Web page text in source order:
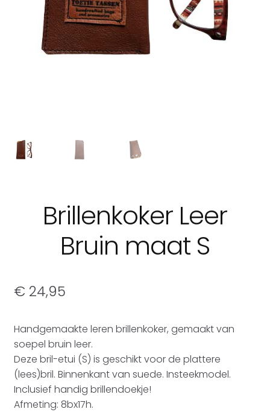
Brillenkoker Leer
Bruin maat S
€ 24,95
Handgemaakte leren brillenkoker, gemaakt van
soepel bruin leer.
Deze bril-etui (S) is geschikt voor de plattere
(lees)bril. Binnenkant van suede. Insteekmodel.
Inclusief handig brillendoekje!
Afmeting: 8bx17h.